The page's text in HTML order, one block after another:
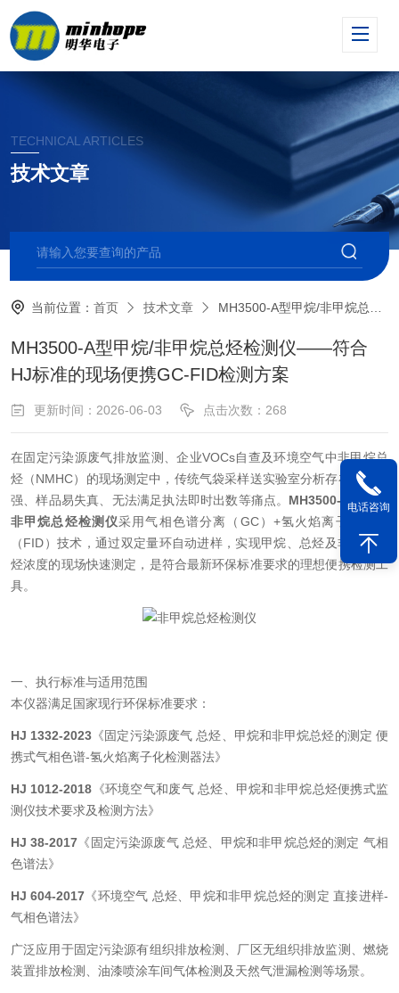
TECHNICAL ARTICLES
技术文章
当前位置：首页 技术文章 MH3500-A型甲烷/非甲烷总烃检测仪——符合HJ标准的现场便携GC-FID检测方案
MH3500-A型甲烷/非甲烷总烃检测仪——符合
HJ标准的现场便携GC-FID检测方案
更新时间：2026-06-03 点击次数：268
在固定污染源废气排放监测、企业VOCs自查及环境空气中非甲烷总
烃（NMHC）的现场测定中，传统气袋采样送实验室分析存在滞后性
强、样品易失真、无法满足执法即时出数等痛点。 MH3500-A型甲烷
非甲烷总烃检测仪采用气相色谱分离（GC）+氢火焰离子化检测
（FID）技术，通过双定量环自动进样，实现甲烷、总烃及非甲烷总
烃浓度的现场快速测定，是符合最新环保标准要求的理想便携检测工
具。
一、执行标准与适用范围
本仪器满足国家现行环保标准要求：
HJ 1332-2023 《固定污染源废气 总烃、甲烷和非甲烷总烃的测定 便
携式气相色谱-氢火焰离子化检测器法》
HJ 1012-2018 《环境空气和废气 总烃、甲烷和非甲烷总烃便携式监
测仪技术要求及检测方法》
HJ 38-2017 《固定污染源废气 总烃、甲烷和非甲烷总烃的测定 气相
色谱法》
HJ 604-2017 《环境空气 总烃、甲烷和非甲烷总烃的测定 直接进样-
气相色谱法》
广泛应用于固定污染源有组织排放检测、厂区无组织排放监测、燃烧
装置排放检测、油漆喷涂车间气体检测及天然气泄漏检测等场景。
电话咨询